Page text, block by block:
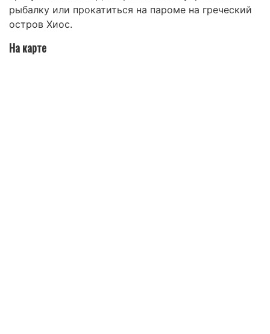
рыбалку или прокатиться на пароме на греческий
остров Хиос.
На карте